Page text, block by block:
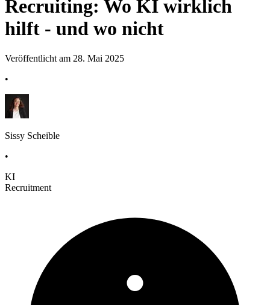
Recruiting: Wo KI wirklich
hilft - und wo nicht
Veröffentlicht am 28. Mai 2025
•
Sissy Scheible
•
KI
Recruitment